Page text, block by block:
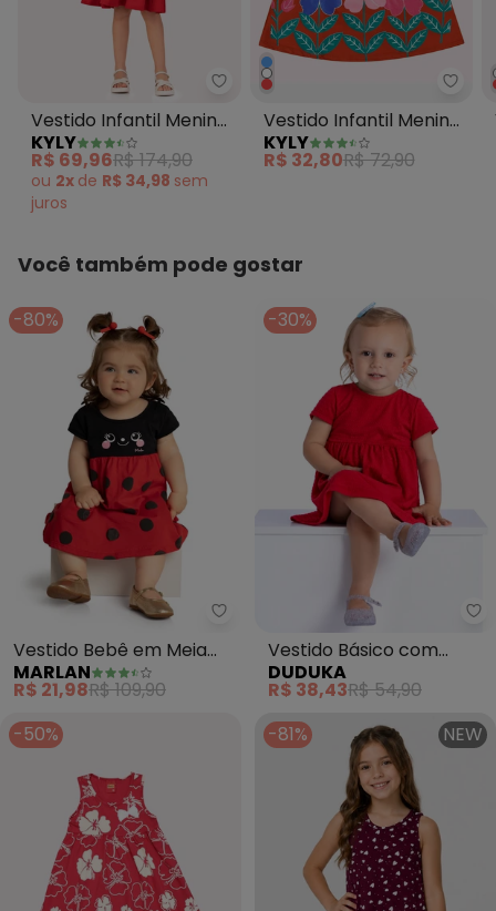
Kyly - Vestido Infantil Menina
Vestido Infantil Menina
com Strass Vermelho
KYLY
R$ 69,96R$ 174,90
ou 2x de R$ 34,98 sem
juros
Kyly
Vestido Infantil Menina
Gatinho Vermelho
KYLY
R$ 32,80R$ 72,90
Você também pode gostar
-80%
Marlan - Vestido Bebê em
Vestido Bebê em Meia
Malha Penteada
(Vermelho)
MARLAN
R$ 21,98R$ 109,90
-30%
Vestido Básico com
Etiqueta e Enfeite
(Vermelho)
DUDUKA
R$ 38,43R$ 54,90
-50%
-81% NEW